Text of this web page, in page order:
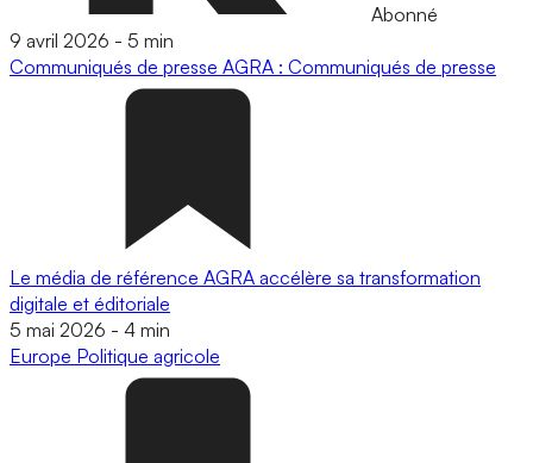
Abonné
9 avril 2026 - 5 min
Communiqués de presse AGRA : Communiqués de presse
Le média de référence AGRA accélère sa transformation
digitale et éditoriale
5 mai 2026 - 4 min
Europe Politique agricole